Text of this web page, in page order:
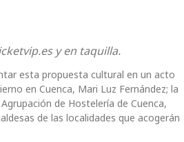
y en taquilla.
esta propuesta cultural en un acto
en Cuenca, Mari Luz Fernández; la
de Hostelería de Cuenca,
de las localidades que acogerán